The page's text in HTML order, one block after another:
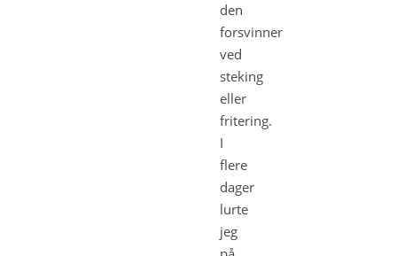
den
forsvinner
ved
steking
eller
fritering.
I
flere
dager
lurte
jeg